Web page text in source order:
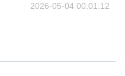
2026-05-04 00:01:12